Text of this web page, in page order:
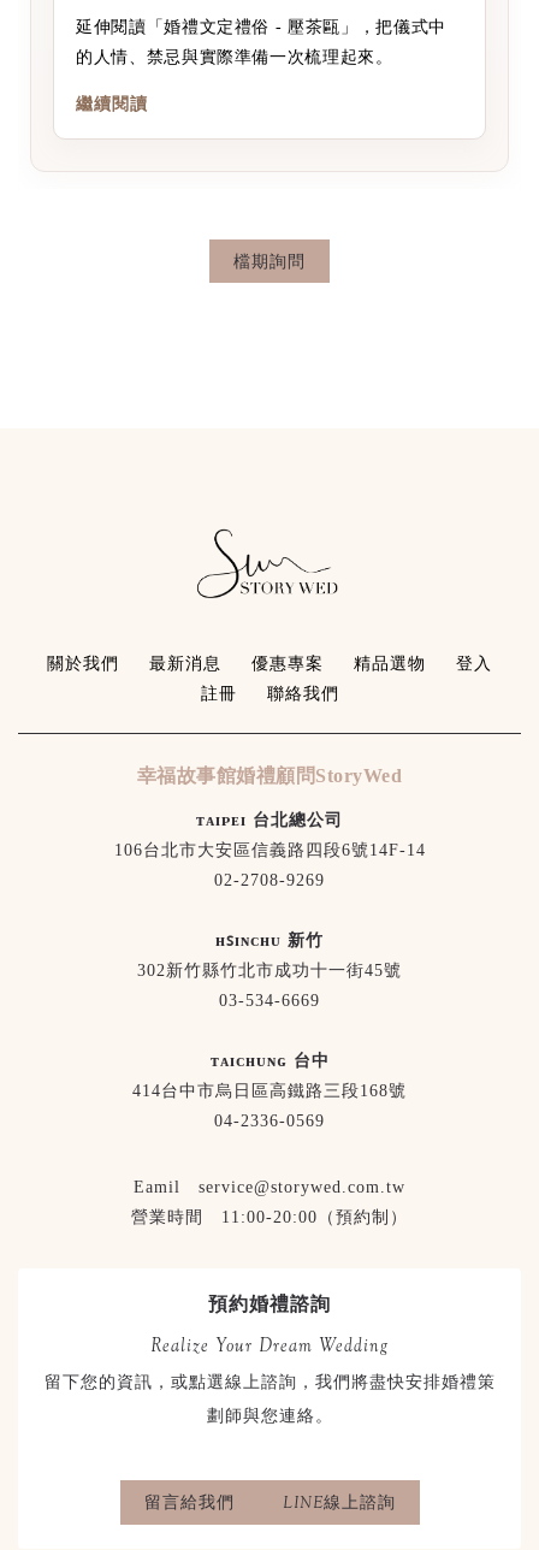
延伸閱讀「婚禮文定禮俗 - 壓茶甌」，把儀式中
的人情、禁忌與實際準備一次梳理起來。
繼續閱讀
檔期詢問
關於我們 最新消息 優惠專案 精品選物
登入
註冊
聯絡我們
幸福故事館婚禮顧問StoryWed
ᴛᴀɪᴘᴇɪ 台北總公司
106台北市大安區信義路四段6號14F-14
02-2708-9269
ʜꜱɪɴᴄʜᴜ 新竹
302新竹縣竹北市成功十一街45號
03-534-6669
ᴛᴀɪᴄʜᴜɴɢ 台中
414台中市烏日區高鐵路三段168號
04-2336-0569
Eamil service@storywed.com.tw
營業時間 11:00-20:00（預約制）
預約婚禮諮詢
Realize Your Dream Wedding
留下您的資訊，或點選線上諮詢，我們將盡快安排婚禮策
劃師與您連絡。
留言給我們 LINE線上諮詢